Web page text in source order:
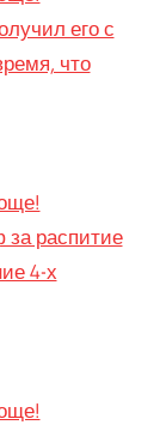
его с
что
распитие
4-х